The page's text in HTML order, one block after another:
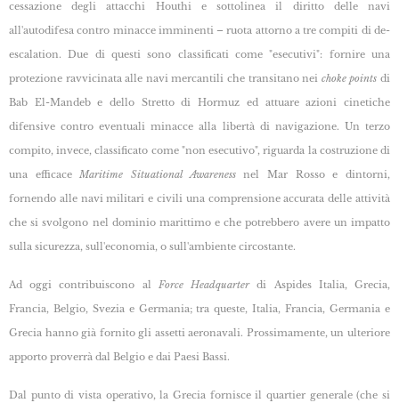
cessazione degli attacchi Houthi e sottolinea il diritto delle navi
all'autodifesa contro minacce imminenti – ruota attorno a tre compiti di de-
escalation. Due di questi sono classificati come "esecutivi": fornire una
protezione ravvicinata alle navi mercantili che transitano nei choke pointsdi
Bab El-Mandeb e dello Stretto di Hormuz ed attuare azioni cinetiche
difensive contro eventuali minacce alla libertà di navigazione. Un terzo
compito, invece, classificato come "non esecutivo", riguarda la costruzione di
una efficaceMaritime Situational Awarenessnel Mar Rosso e dintorni,
fornendo alle navi militari e civili una comprensione accurata delle attività
che si svolgono nel dominio marittimo e che potrebbero avere un impatto
sulla sicurezza, sull'economia, o sull'ambiente circostante.
Ad oggi contribuiscono al Force Headquarterdi Aspides Italia, Grecia,
Francia, Belgio, Svezia e Germania; tra queste, Italia, Francia, Germania e
Grecia hanno già fornito gli assetti aeronavali. Prossimamente, un ulteriore
apporto proverrà dal Belgio e dai Paesi Bassi.
Dal punto di vista operativo, la Grecia fornisce il quartier generale (che si